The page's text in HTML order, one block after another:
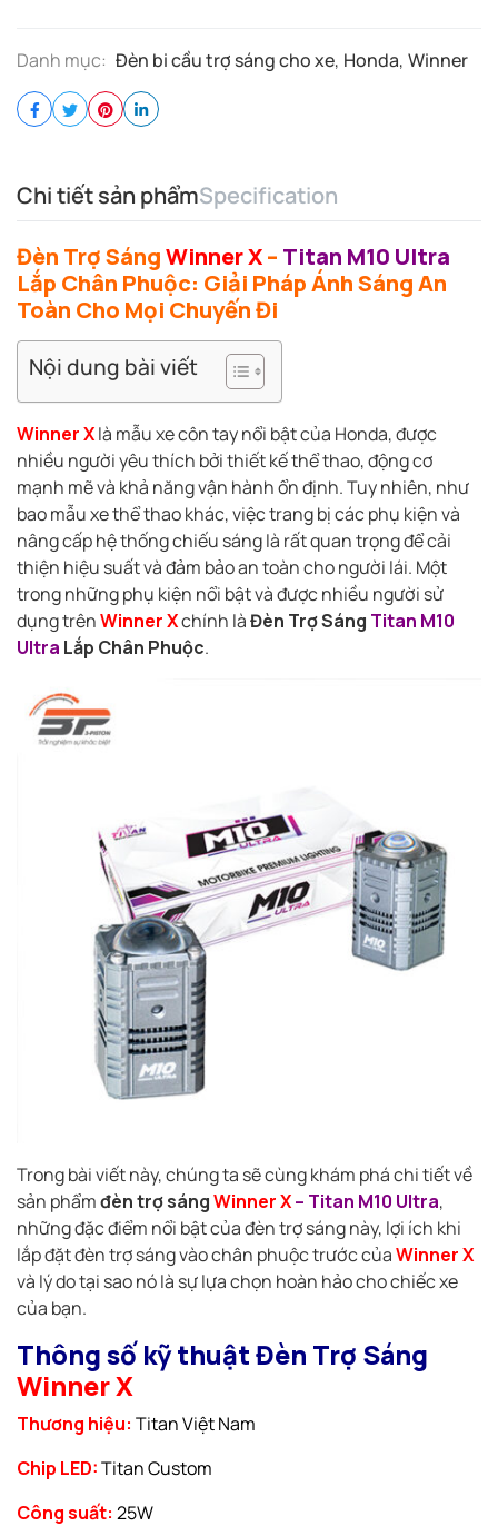
Danh mục: Đèn bi cầu trợ sáng cho xe, Honda, Winner
Chi tiết sản phẩmSpecification
Đèn Trợ SángWinner X– Titan M10 Ultra
Lắp Chân Phuộc: Giải Pháp Ánh Sáng An
Toàn Cho Mọi Chuyến Đi
Nội dung bài viết
Winner Xlà mẫu xe côn tay nổi bật của Honda, được
nhiều người yêu thích bởi thiết kế thể thao, động cơ
mạnh mẽ và khả năng vận hành ổn định. Tuy nhiên, như
bao mẫu xe thể thao khác, việc trang bị các phụ kiện và
nâng cấp hệ thống chiếu sáng là rất quan trọng để cải
thiện hiệu suất và đảm bảo an toàn cho người lái. Một
trong những phụ kiện nổi bật và được nhiều người sử
dụng trênWinner Xchính làĐèn Trợ Sáng Titan M10
Ultra Lắp Chân Phuộc.
Trong bài viết này, chúng ta sẽ cùng khám phá chi tiết về
sản phẩmđèn trợ sángWinner X– Titan M10 Ultra,
những đặc điểm nổi bật của đèn trợ sáng này, lợi ích khi
lắp đặt đèn trợ sáng vào chân phuộc trước củaWinner X
và lý do tại sao nó là sự lựa chọn hoàn hảo cho chiếc xe
của bạn.
Thông số kỹ thuật Đèn Trợ Sáng
Winner X
Thương hiệu: Titan Việt Nam
Chip LED:Titan Custom
Công suất: 25W